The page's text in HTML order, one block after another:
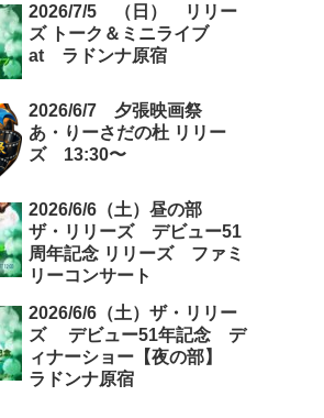
2026/7/5 （日） リリー
ズ トーク＆ミニライブ
at ラドンナ原宿
2026/6/7 夕張映画祭
あ・りーさだの杜 リリー
ズ 13:30〜
2026/6/6（土）昼の部
ザ・リリーズ デビュー51
周年記念 リリーズ ファミ
リーコンサート
2026/6/6（土）ザ・リリー
ズ デビュー51年記念 デ
ィナーショー【夜の部】
ラドンナ原宿